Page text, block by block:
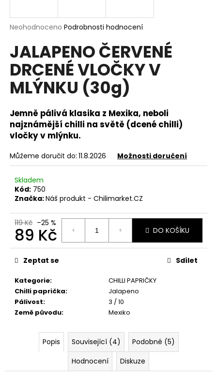
Průměrné
produktu
je
0,0
5
hvězdiček.
Neohodnoceno Podrobnosti hodnocení
JALAPENO ČERVENÉ
DRCENÉ VLOČKY V
MLÝNKU (30g)
Jemně pálivá klasika z Mexika, neboli
najznámější chilli na světě (dcené chilli)
vločky v mlýnku.
Můžeme doručit do: 11.8.2026 Možnosti doručení
Skladem
Kód: 750
Značka:Náš produkt - Chilimarket.CZ
119 Kč –25 %
89 Kč
Měrná
cena:
DO KOŠÍKU
Kategorie:
CHILLI PAPRIČKY
Chilli paprička:
Jalapeno
Pálivost:
3 / 10
Země původu: Mexiko
Zeptat se Sdílet
Popis Související (4)
Podobné (5)
Hodnocení
Diskuze
j
t
?
HLEDAT
D
o
p
o
č
u
e
m
KEYGOES:CHILI
ULTRA
PÁLIVÉ
SCORPION
CAROLINA
399